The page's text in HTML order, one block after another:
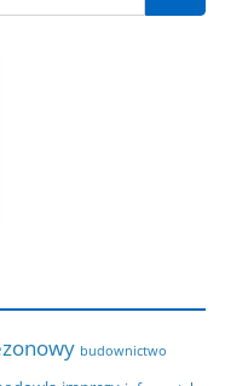
budownictwo